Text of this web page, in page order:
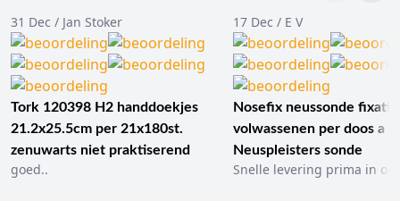
31 Dec / Jan Stoker
Tork 120398 H2 handdoekjes
21.2x25.5cm per 21x180st.
zenuwarts niet praktiserend
goed..
17 Dec / E V
Nosefix neussonde
volwassenen per doos a
Neuspleisters sonde
Snelle levering prima in